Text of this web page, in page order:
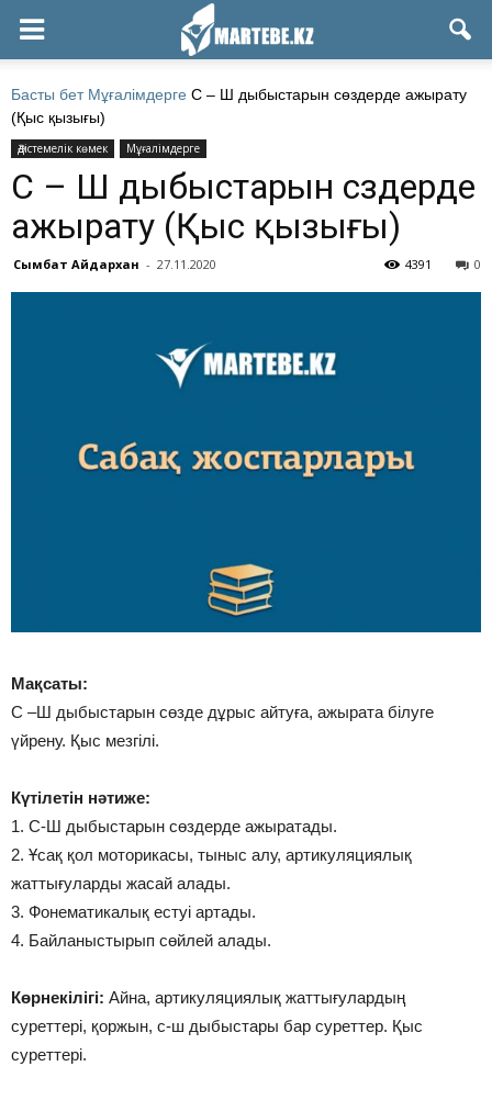
Басты бет Мұғалімдерге С – Ш дыбыстарын сөздерде ажырату
(Қыс қызығы)
Әдістемелік көмек Мұғалімдерге
С – Ш дыбыстарын сөздерде
ажырату (Қыс қызығы)
Сымбат Айдархан - 27.11.2020 0
4391
Мақсаты:
С –Ш дыбыстарын сөзде дұрыс айтуға, ажырата білуге
үйрену. Қыс мезгілі.
Күтілетін нәтиже:
1. С-Ш дыбыстарын сөздерде ажыратады.
2. Ұсақ қол моторикасы, тыныс алу, артикуляциялық
жаттығуларды жасай алады.
3. Фонематикалық естуі артады.
4. Байланыстырып сөйлей алады.
Көрнекілігі: Айна, артикуляциялық жаттығулардың
суреттері, қоржын, с-ш дыбыстары бар суреттер. Қыс
суреттері.